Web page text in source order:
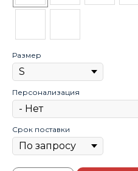
Размер
Персонализация
Срок поставки